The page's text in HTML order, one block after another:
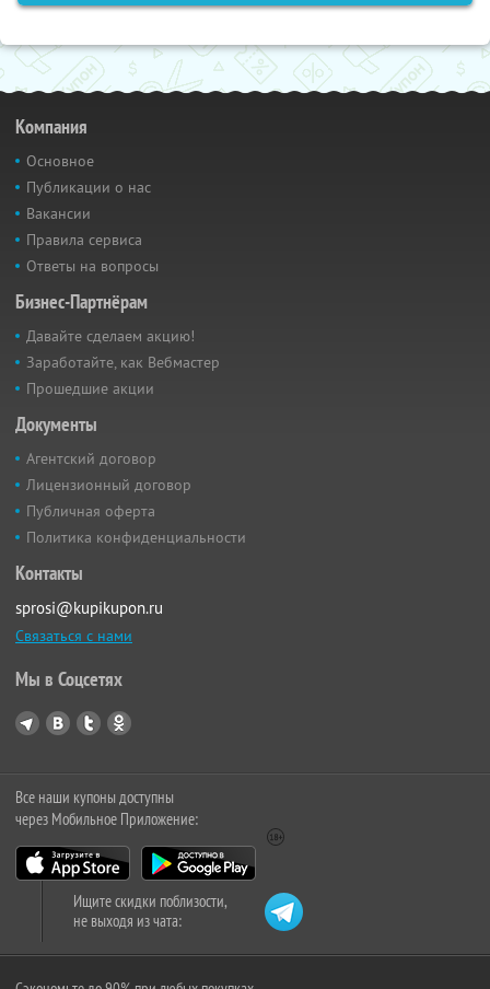
Компания
Основное
Публикации о нас
Вакансии
Правила сервиса
Ответы на вопросы
Бизнес-Партнёрам
Давайте сделаем акцию!
Заработайте, как Вебмастер
Прошедшие акции
Документы
Агентский договор
Лицензионный договор
Публичная оферта
Политика конфиденциальности
Контакты
sprosi@kupikupon.ru
Связаться с нами
Мы в Соцсетях
Все наши купоны доступны
через Мобильное Приложение:
Ищите скидки поблизости,
не выходя из чата: